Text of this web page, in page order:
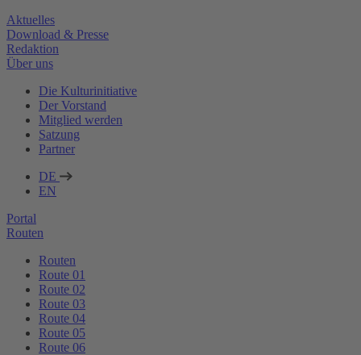
Aktuelles
Download & Presse
Redaktion
Über uns
Die Kulturinitiative
Der Vorstand
Mitglied werden
Satzung
Partner
DE
EN
Portal
Routen
Routen
Route 01
Route 02
Route 03
Route 04
Route 05
Route 06